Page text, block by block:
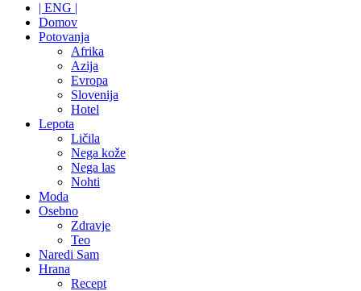
| ENG |
Domov
Potovanja
Afrika
Azija
Evropa
Slovenija
Hotel
Lepota
Ličila
Nega kože
Nega las
Nohti
Moda
Osebno
Zdravje
Teo
Naredi Sam
Hrana
Recept